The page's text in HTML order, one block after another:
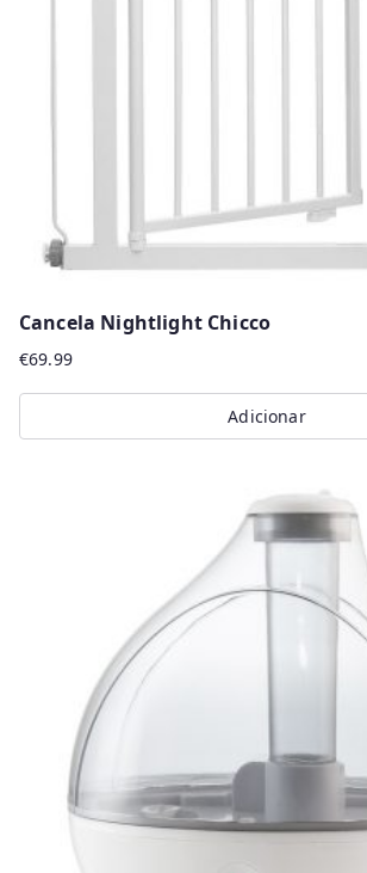
Cancela Nightlight Chicco
€69.99
Adicionar